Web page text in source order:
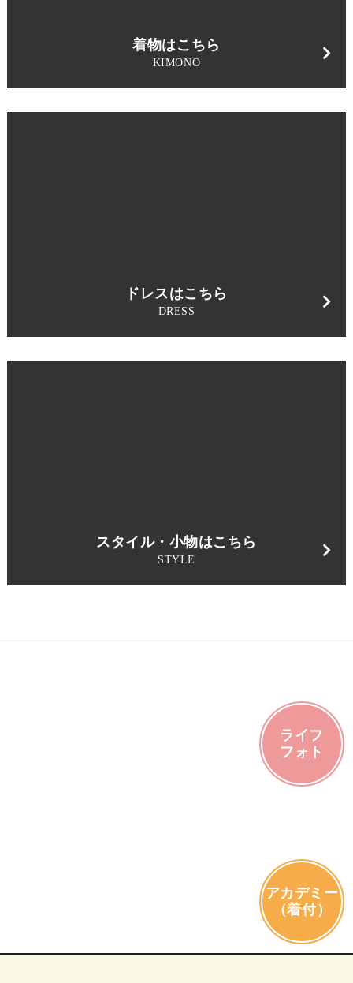
着物はこちら
KIMONO
ドレスはこちら
DRESS
スタイル・小物はこちら
STYLE
ライフ
フォト
アカデミー
（着付）